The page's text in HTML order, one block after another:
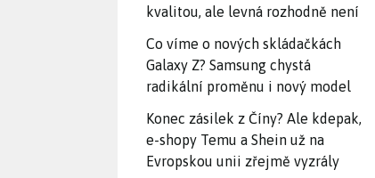
kvalitou, ale levná rozhodně není
Co víme o nových skládačkách
Galaxy Z? Samsung chystá
radikální proměnu i nový model
Konec zásilek z Číny? Ale kdepak,
e-shopy Temu a Shein už na
Evropskou unii zřejmě vyzrály